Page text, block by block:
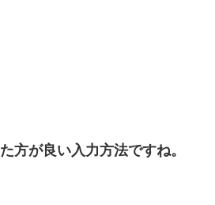
方が良い入力方法ですね。